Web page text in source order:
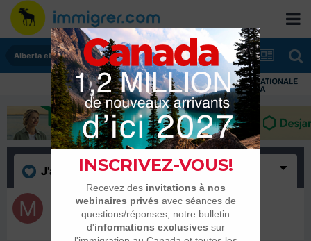
Alberta et Manitoba
J'aime (1)
Moumo
2 février 2015